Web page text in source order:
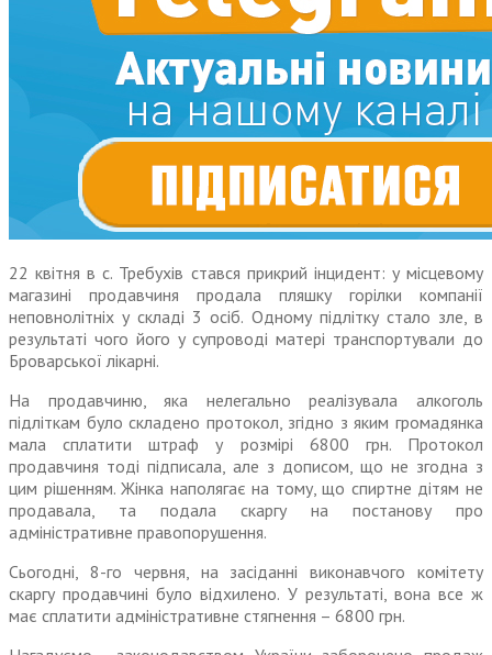
22 квітня в с. Требухів стався прикрий інцидент: у місцевому
магазині продавчиня продала пляшку горілки компанії
неповнолітніх у складі 3 осіб. Одному підлітку стало зле, в
результаті чого його у супроводі матері транспортували до
Броварської лікарні.
На продавчиню, яка нелегально реалізувала алкоголь
підліткам було складено протокол, згідно з яким громадянка
мала сплатити штраф у розмірі 6800 грн. Протокол
продавчиня тоді підписала, але з дописом, що не згодна з
цим рішенням. Жінка наполягає на тому, що спиртне дітям не
продавала, та подала скаргу на постанову про
адміністративне правопорушення.
Сьогодні, 8-го червня, на засіданні виконавчого комітету
скаргу продавчині було відхилено. У результаті, вона все ж
має сплатити адміністративне стягнення – 6800 грн.